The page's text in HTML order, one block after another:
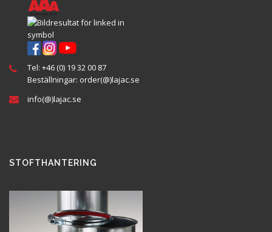
Tel: +46 (0) 19 32 00 87
Beställningar: order(@)lajac.se
info(@)lajac.se
STOFTHANTERING